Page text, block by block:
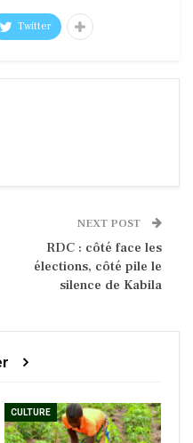
Twitter
NEXT POST
RDC : côté face les
élections, côté pile le
silence de Kabila
CULTURE